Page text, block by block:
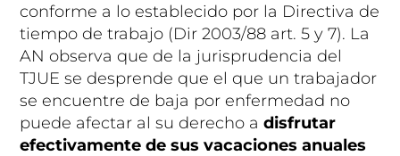
conforme a lo establecido por la Directiva de
tiempo de trabajo (Dir 2003/88 art. 5 y 7). La
AN observa que de la jurisprudencia del
TJUE se desprende que el que un trabajador
se encuentre de baja por enfermedad no
puede afectar al su derecho a disfrutar
efectivamente de sus vacaciones anuales